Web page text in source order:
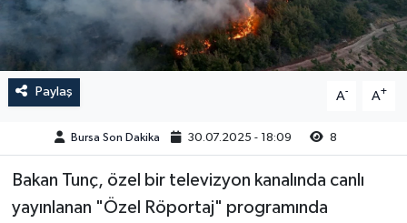
Paylaş A- A+
Bursa Son Dakika 30.07.2025 - 18:09 8
Bakan Tunç, özel bir televizyon kanalında canlı
yayınlanan "Özel Röportaj" programında
Türkiye
Video Galeri